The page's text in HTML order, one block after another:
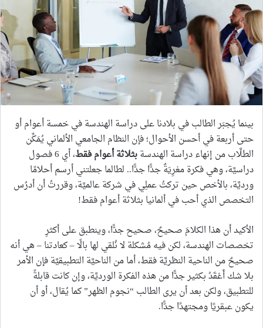
بينما يُجبَر الطالب في بلادنا على دراسة الهندسة في خمسة أعوام أو
حتى أربعة في أحسن الأحوال؛ فإن النظام الجامعي الألماني يُمَكِّن
الطلَّاب من إنهاء دراسة الهندسةبثلاثة أعوام فقط
، أي 6 فصول
دراسيَّة، وهي فكرة مغرِيَةٌ جدًّا جدًّا.. لطالما جعلتني أرسم أحلامًا
ورديَّة، بالأخص حين تركتُ عملِي في شركة عالميَّة، وقررتُ أن أدرُس
التخصص الذي أحب في ألمانيا بثلاثة أعوام فقط!
الأكيد أن هذا الكلامَ صحيحٌ، صحيح جدًّا، وينطبق على أكثرِ
تخصصات الهندسة، لكن فيه مُشكلة لا نُلقي لها بالًا – كعادتنا – هي أنه
صحيحٌ من الناحية النظريَّة فقط، أما من الناحيَّة التطبيقيَّة فإن الأمر
بلا شك أَعْقَدُ بكثير جدًّا من هذه الفكرة الورديَّة، وإن كانت قابلةً
للتطبيق، ولكن بعد أن يرى الطالب “نجوم الظهر” كما يُقال، أو أن
يكون عبقريًا ومجتهدًا جدًّا.